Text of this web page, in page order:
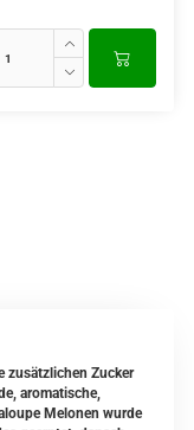
zusätzlichen Zucker
aromatische,
Melonen wurde